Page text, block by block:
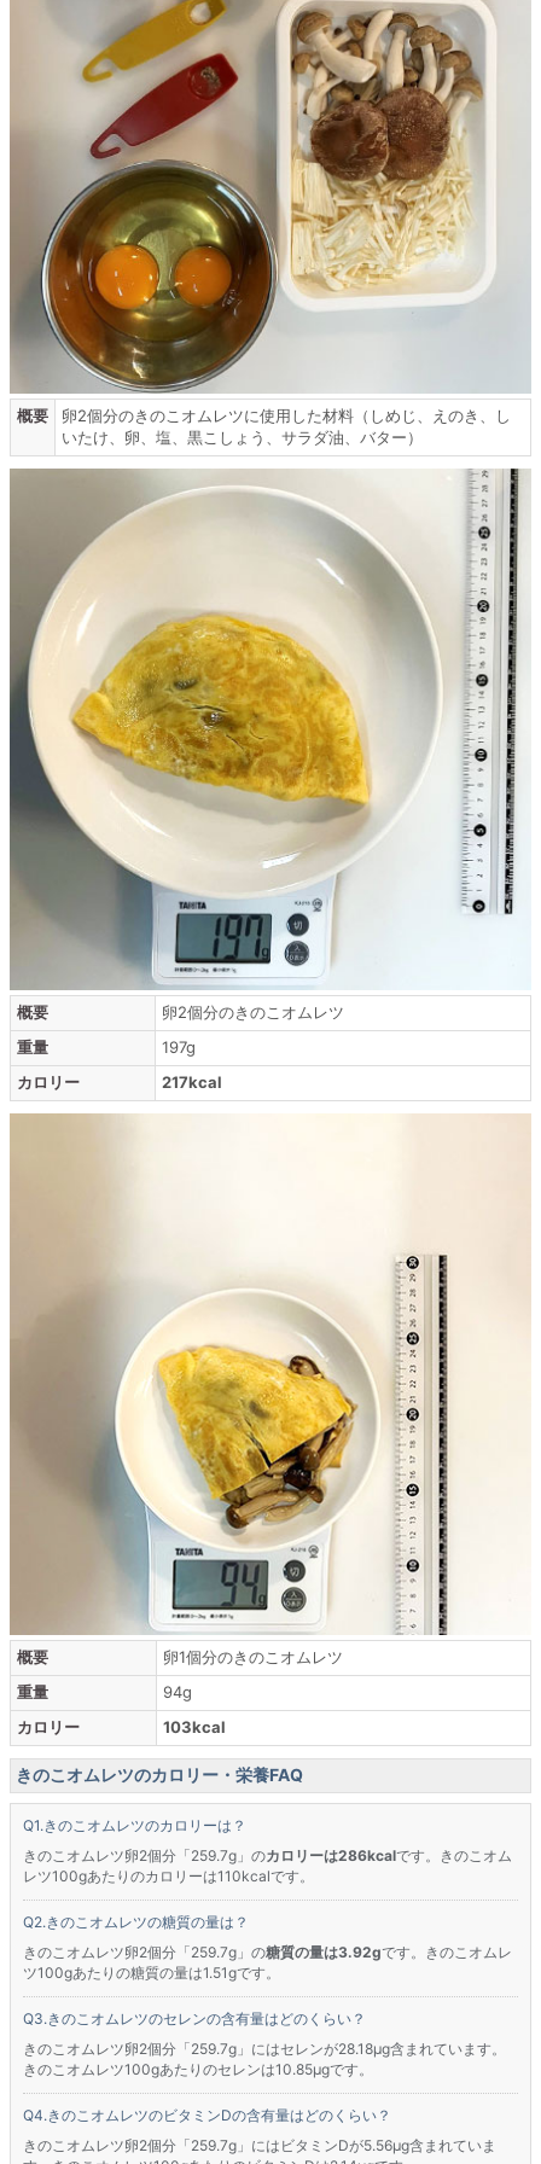
概要
卵2個分のきのこオムレツに使用した材料（しめじ、えのき、し
いたけ、卵、塩、黒こしょう、サラダ油、バター）
概要
卵2個分のきのこオムレツ
重量
197g
カロリー
217kcal
概要
卵1個分のきのこオムレツ
重量
94g
カロリー
103kcal
きのこオムレツのカロリー・栄養FAQ
きのこオムレツのカロリーは？
きのこオムレツ卵2個分「259.7g」のカロリーは286kcalです。きのこオム
レツ100gあたりのカロリーは110kcalです。
きのこオムレツの糖質の量は？
きのこオムレツ卵2個分「259.7g」の糖質の量は3.92gです。きのこオムレ
ツ100gあたりの糖質の量は1.51gです。
きのこオムレツのセレンの含有量はどのくらい？
きのこオムレツ卵2個分「259.7g」にはセレンが28.18μg含まれています。
きのこオムレツ100gあたりのセレンは10.85μgです。
きのこオムレツのビタミンDの含有量はどのくらい？
きのこオムレツ卵2個分「259.7g」にはビタミンDが5.56μg含まれていま